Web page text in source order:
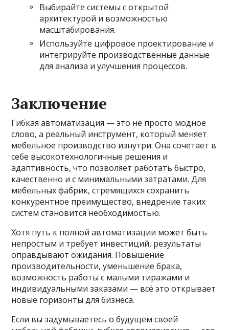
Выбирайте системы с открытой
архитектурой и возможностью
масштабирования.
Используйте цифровое проектирование и
интегрируйте производственные данные
для анализа и улучшения процессов.
Заключение
Гибкая автоматизация — это не просто модное
слово, а реальный инструмент, который меняет
мебельное производство изнутри. Она сочетает в
себе высокотехнологичные решения и
адаптивность, что позволяет работать быстро,
качественно и с минимальными затратами. Для
мебельных фабрик, стремящихся сохранить
конкурентное преимущество, внедрение таких
систем становится необходимостью.
Хотя путь к полной автоматизации может быть
непростым и требует инвестиций, результаты
оправдывают ожидания. Повышение
производительности, уменьшение брака,
возможность работы с малыми тиражами и
индивидуальными заказами — всё это открывает
новые горизонты для бизнеса.
Если вы задумываетесь о будущем своей